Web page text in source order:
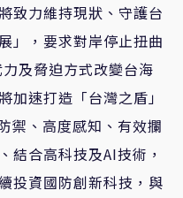
致力維持現狀、守護台
」，要求對岸停止扭曲
及脅迫方式改變台海
加速打造「台灣之盾」
禦、高度感知、有效攔
結合高科技及AI技術，
投資國防創新科技，與